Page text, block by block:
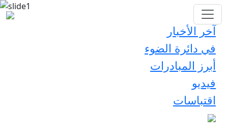
آخر الأخبار
في دائرة الضوء
أبرز المبادرات
فيديو
اقتباسات